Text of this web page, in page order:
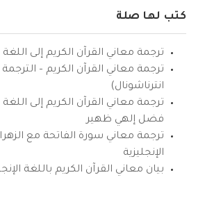
كتب لها صلة
ترجمة معاني القرآن الكريم إلى اللغة
ترجمة معاني القرآن الكريم –
انترناشونال)
ترجمة معاني القرآن الكريم إلى اللغة
فضل إلهي ظهير
ترجمة معاني سورة الفاتحة مع
الإنجليزية
بيان معاني القرآن الكريم باللغة